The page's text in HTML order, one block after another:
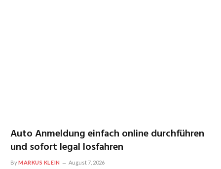
Auto Anmeldung einfach online durchführen
und sofort legal losfahren
ByMARKUS KLEIN August 7, 2026